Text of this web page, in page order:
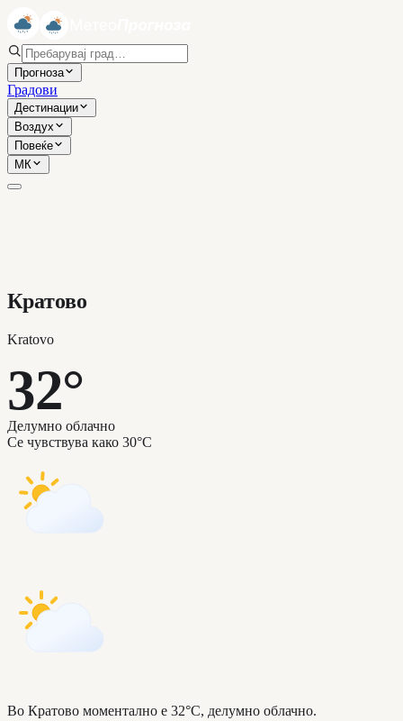
Прогноза
Градови
Дестинации
Воздух
Повеќе
МК
Кратово
Kratovo
32°
Делумно облачно
Се чувствува како 30°C
Во Кратово моментално е 32°C, делумно облачно.